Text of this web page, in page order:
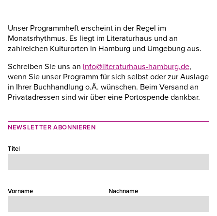
Unser Programmheft erscheint in der Regel im
Monatsrhythmus. Es liegt im Literaturhaus und an
zahlreichen Kulturorten in Hamburg und Umgebung aus.
Schreiben Sie uns an info@literaturhaus-hamburg.de,
wenn Sie unser Programm für sich selbst oder zur Auslage
in Ihrer Buchhandlung o.Ä. wünschen. Beim Versand an
Privatadressen sind wir über eine Portospende dankbar.
NEWSLETTER ABONNIEREN
Titel
Vorname Nachname